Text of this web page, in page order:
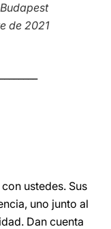
de 2021
ustedes. Sus
uno junto al
Dan cuenta